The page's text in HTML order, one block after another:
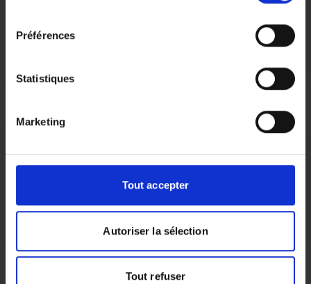
consentement en sélectionnant les finalités ci-dessous.
cliquant sur le lien «
» en bas de
Préférences
Statistiques
Marketing
Tout accepter
Autoriser la sélection
Tout refuser
de séjour (hôpital, maison de repos) pour préparer
sereinement votre retour. L’équipe vous accueille
aussi volontiers à l’agence de Périgueux pour
Certifications